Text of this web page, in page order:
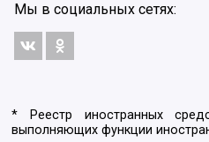
Мы в социальных сетях:
* Реестр иностранных
выполняющих функции